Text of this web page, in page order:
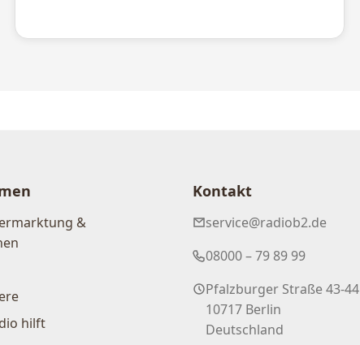
&
hilft
Kontakt
service@radiob2.de
08000 – 79 89 99
Pfalzburger Straße 43-44
10717 Berlin
Deutschland